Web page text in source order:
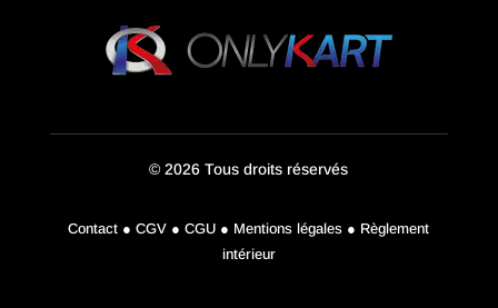
© 2026 Tous droits réservés
Contact ● CGV ● CGU ● Mentions légales ● Règlement
intérieur